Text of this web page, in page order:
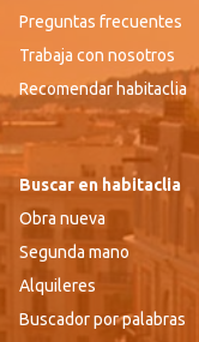
Preguntas frecuentes
Trabaja con nosotros
Recomendar habitaclia
Buscar en habitaclia
Obra nueva
Segunda mano
Alquileres
Buscador por palabras